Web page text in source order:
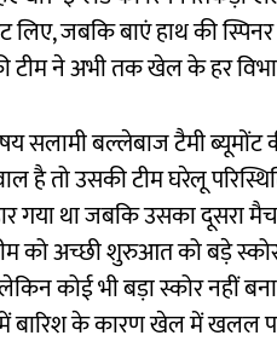
जबकि बाएं हाथ की
टीम ने अभी तक खेल के हर
सलामी बल्लेबाज टैमी
है तो उसकी टीम घरेलू
गया था जबकि उसका दूसरा
को अच्छी शुरुआत को बड़े
कोई भी बड़ा स्कोर नहीं बना
बारिश के कारण खेल में खलल